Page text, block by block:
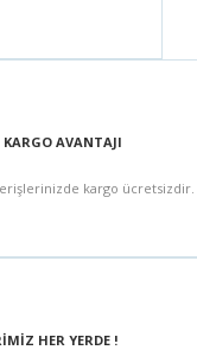
KARGO AVANTAJI
kargo ücretsizdir.
HER YERDE !